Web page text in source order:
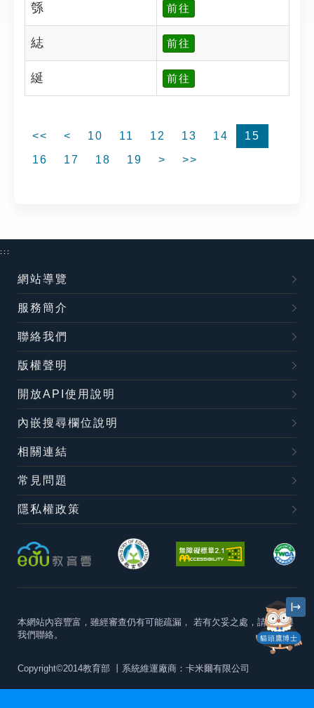
綔 前往
綕 前往
綖 前往
<< < 10 11 12 13 14
15
16
17 18 19 > >>
貓頭鷹博士
:::
網站導覽
服務簡介
聯絡我們
版權聲明
開放API使用說明
內嵌搜尋欄位說明
相關連結
常見問題
隱私權政策
本網站內容豐富，雖經審查仍有可能疏漏， 若有欠妥之處，請隨時與
我們聯絡。
Copyright©2014教育部 丨系統維運廠商：卡米爾有限公司